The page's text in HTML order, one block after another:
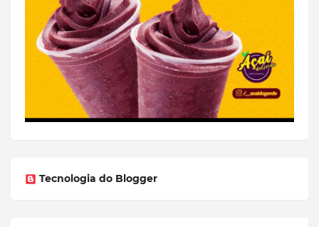
Tecnologia do Blogger